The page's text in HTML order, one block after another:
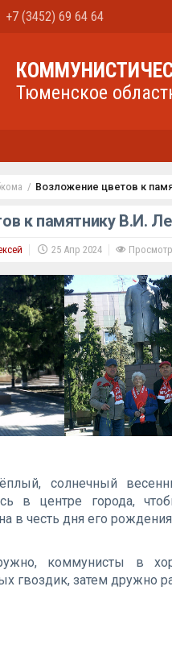
+7 (3452) 69 64 64
Тюменское
Возложение цветов к
к памятнику В.И.
25 Апр 2024
солнечный
в центре города,
в честь дня его
коммунисты в
гвоздик, затем дружно